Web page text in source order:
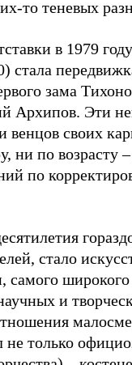
то теневых
в 1979
стала
зама
Архипов. Эти
венцов своих
ни по возрасту
по
стало
широкого
и
не только